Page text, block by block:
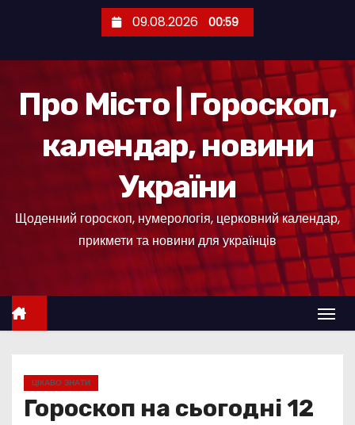
е
09.08.2026 00:59
Про Місто | Гороскоп,
календар, новини
України
Щоденний гороскоп, нумерологія, церковний календар,
прикмети та новини для українців
ЦІКАВО ЗНАТИ
Гороскоп на сьогодні 12